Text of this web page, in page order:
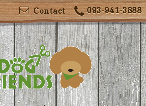
093-941-3888
Contact